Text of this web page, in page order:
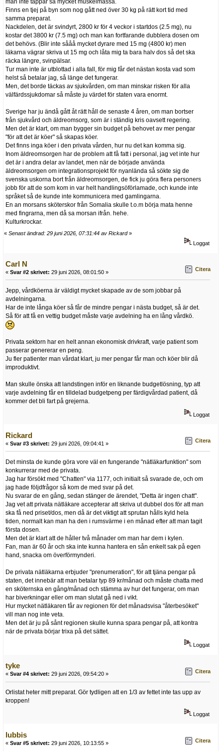
Finns en tjej på byn som nog gått ned över 30 kg på rätt kort tid med
samma preparat.
Nackdelen, det är svindyrt, 2800 kr för 4 veckor i startdos (2.5 mg), nu
kostar det 3800 kr (7.5 mg) och man kan fortfarande dubblera dosen om
det behövs. (Blir inte sååå mycket dyrare med 15 mg (4800 kr) men
läkarna vägrar skriva ut 15 mg och låta mig ta bara halv dos så det ska
räcka längre, svinpälsar.
Tur man inte är utblottad i alla fall, för mig får det nästan kosta vad som
helst så betalar jag, så länge det fungerar.
Men, det borde täckas av sjukvården, om man minskar risken för alla
välfärdssjukdomar så måste ju värdet för staten vara enormt.
Sverige har ju ändå gått åt rätt håll de senaste 4 åren, om man bortser
från sjukvård och äldreomsorg, som är i ständig kris oavsett regering.
Men det är klart, om man bygger sin budget på behovet av mer pengar
"för att det är köer" så skapas köer.
Det finns inga köer i den privata vården, hur nu det kan komma sig.
Inom äldreomsorgen har de problem att få fatt i personal, jag vet inte hur
det är i andra delar av landet, men när de började använda
äldreomsorgen om integrationsprojekt för nyanlända så sökte sig de
svenska uskorna bort från äldreomsorgen, de fick ju göra flera personers
jobb för att de som kom in var helt handlingsöförlamade, och kunde inte
språket så de kunde inte kommunicera med gamlingarna.
En an morsans sköterskor från Somalia skulle t.o.m börja mata henne
med fingrarna, men då sa morsan ifrån. hehe.
Kulturkrockar.
« Senast ändrad: 29 juni 2026, 07:31:44 av Rickard»
Loggat
Carl N
« Svar #2 skrivet: 29 juni 2026, 08:01:50 » Citera
Jepp, vårdköerna är väldigt mycket skapade av de som jobbar på
avdelningarna.
Har de inte långa köer så får de mindre pengar i nästa budget, så är det.
Så för att få en vettig budget måste varje avdelning ha en lång vårdkö.
Privata sektorn har en helt annan ekonomisk drivkraft, varje patient som
passerar genererar en peng.
Ju fler patienter man vårdat klart, ju mer pengar får man och köer blir då
improduktivt.
Man skulle önska att landstingen inför en liknande budgetlösning, typ att
varje avdelning får en tilldelad budgetpeng per färdigvårdad patient, då
kommer det bli fart på grejerna.
Loggat
Rickard
« Svar #3 skrivet: 29 juni 2026, 09:04:41 » Citera
Det minsta de kunde göra vore väl en fungerande "nätläkarfunktion" som
konkurrerar med de privata.
Jag har försökt med "Chatten" via 1177, och initialt så svarade de, och om
jag hade följdfrågor så kom de med svar på det.
Nu svarar de en gång, sedan stänger de ärendet, "Detta är ingen chatt".
Jag vet att privata nätläkare accepterar att skriva ut dubbel dos för att man
ska få ned priset/dos, men då är det viktigt att sprutan hålls kyld hela
tiden, normalt kan man ha den i rumsvärme i en månad efter att man tagit
första dosen.
Men det är klart att de håller två månader om man har dem i kylen.
Fan, man är 60 år och ska inte kunna hantera en sån enkelt sak på egen
hand, snacka om överförmynderi.
De privata nätläkarna erbjuder "prenumeration", för att tjäna pengar på
staten, det innebär att man betalar typ 89 kr/månad och måste chatta med
en sköternska en gång/månad och stämma av hur det fungerar, om man
har biverkningar eller om man slutat gå ned i vikt.
Hur mycket nätläkaren får av regionen för det månadsvisa "återbesöket"
vill man nog inte veta.
Men det är ju på sånt regionen skulle kunna spara pengar på, att kontra
när de privata börjar trixa på det sättet.
Loggat
tyke
« Svar #4 skrivet: 29 juni 2026, 09:54:20 » Citera
Orlistat heter mitt preparat. Gör tydligen att en 1/3 av fettet inte tas upp av
kroppen!
Loggat
lubbis
« Svar #5 skrivet: 29 juni 2026, 10:13:55 » Citera